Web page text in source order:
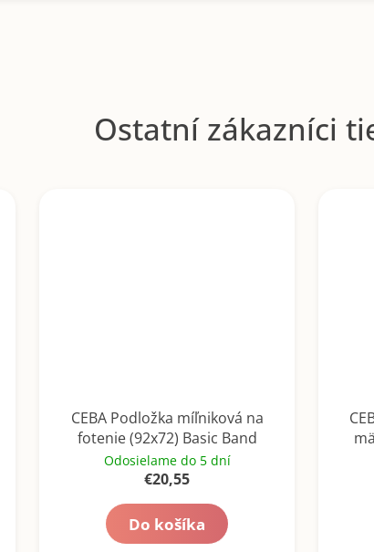
CEBA Podložka míľniková na
fotenie (92x72) Basic Band
Odosielame do 5 dní
€20,55
Do košíka